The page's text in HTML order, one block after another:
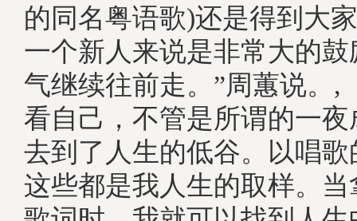
的同名粤语歌)还是得到大
一个新人来说是非常大的
气继续往前走。”周蕙说
看自己，不管是所谓的一
去到了人生的低谷。以唱
这些都是我人生的取样。